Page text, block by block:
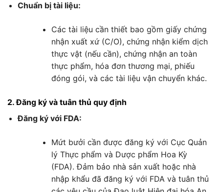
Chuẩn bị tài liệu:
Các tài liệu cần thiết bao gồm giấy chứng
nhận xuất xứ (C/O), chứng nhận kiểm dịch
thực vật (nếu cần), chứng nhận an toàn
thực phẩm, hóa đơn thương mại, phiếu
đóng gói, và các tài liệu vận chuyển khác.
2. Đăng ký và tuân thủ quy định
Đăng ký với FDA:
Mứt bưởi cần được đăng ký với Cục Quản
lý Thực phẩm và Dược phẩm Hoa Kỳ
(FDA). Đảm bảo nhà sản xuất hoặc nhà
nhập khẩu đã đăng ký với FDA và tuân thủ